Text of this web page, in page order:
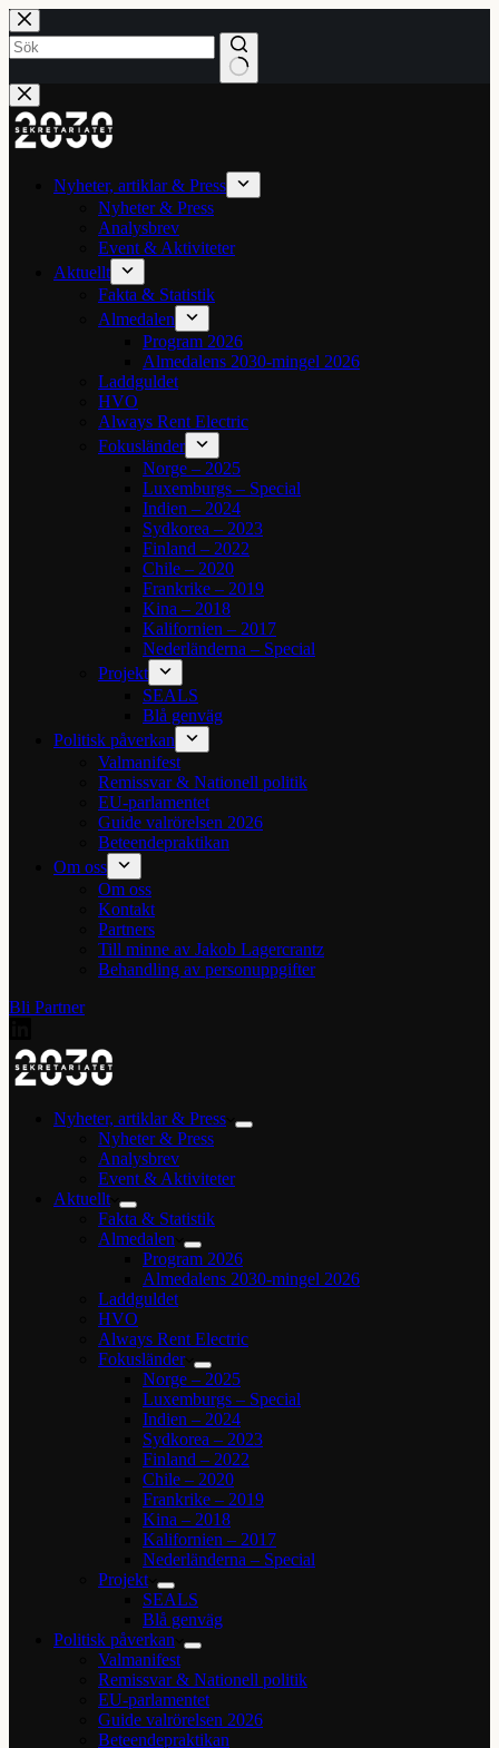
Hoppa
till
innehåll
Inga
resultat
Nyheter, artiklar & Press
Nyheter & Press
Analysbrev
Event & Aktiviteter
Aktuellt
Fakta & Statistik
Almedalen
Program 2026
Almedalens 2030-mingel 2026
Laddguldet
HVO
Always Rent Electric
Fokusländer
Norge – 2025
Luxemburgs – Special
Indien – 2024
Sydkorea – 2023
Finland – 2022
Chile – 2020
Frankrike – 2019
Kina – 2018
Kalifornien – 2017
Nederländerna – Special
Projekt
SEALS
Blå genväg
Politisk påverkan
Valmanifest
Remissvar & Nationell politik
EU-parlamentet
Guide valrörelsen 2026
Beteendepraktikan
Om oss
Om oss
Kontakt
Partners
Till minne av Jakob Lagercrantz
Behandling av personuppgifter
Bli Partner
Nyheter, artiklar & Press
Nyheter & Press
Analysbrev
Event & Aktiviteter
Aktuellt
Fakta & Statistik
Almedalen
Program 2026
Almedalens 2030-mingel 2026
Laddguldet
HVO
Always Rent Electric
Fokusländer
Norge – 2025
Luxemburgs – Special
Indien – 2024
Sydkorea – 2023
Finland – 2022
Chile – 2020
Frankrike – 2019
Kina – 2018
Kalifornien – 2017
Nederländerna – Special
Projekt
SEALS
Blå genväg
Politisk påverkan
Valmanifest
Remissvar & Nationell politik
EU-parlamentet
Guide valrörelsen 2026
Beteendepraktikan